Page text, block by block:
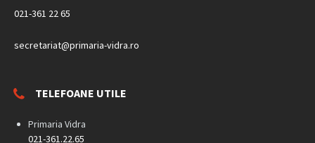
021-361 22 65
secretariat@primaria-vidra.ro
TELEFOANE UTILE
Primaria Vidra
021-361.22.65